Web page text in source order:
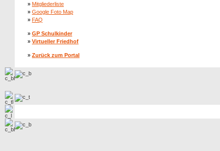
» Mitgliederliste
» Google Foto Map
» FAQ
» GP Schulkinder
» Virtueller Friedhof
» Zurück zum Portal